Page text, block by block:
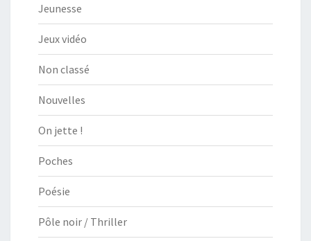
Jeunesse
Jeux vidéo
Non classé
Nouvelles
On jette !
Poches
Poésie
Pôle noir / Thriller